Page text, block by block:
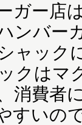
ガー店
ンバー
ャック
クはマ
消費者
すいの